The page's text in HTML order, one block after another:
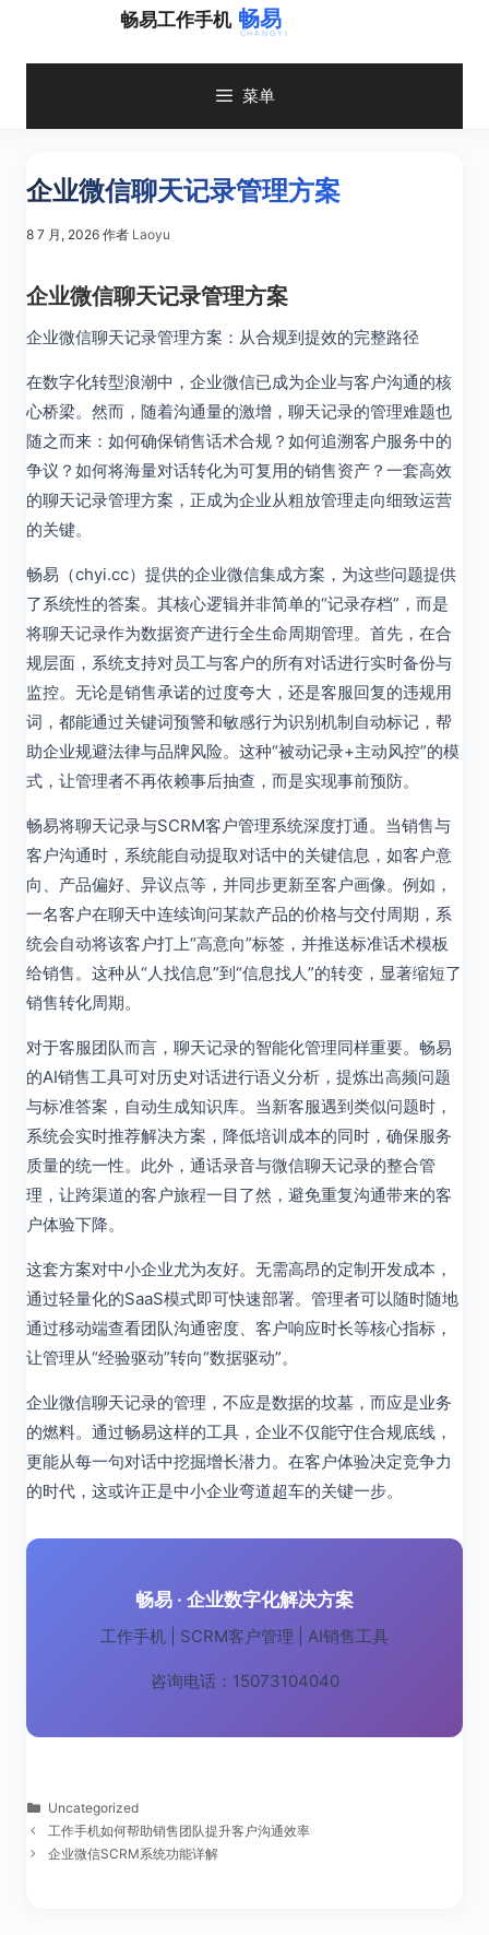
畅易工作手机
菜单
企业微信聊天记录管理方案
8 7 月, 2026 作者 Laoyu
企业微信聊天记录管理方案
企业微信聊天记录管理方案：从合规到提效的完整路径
在数字化转型浪潮中，企业微信已成为企业与客户沟通的核
心桥梁。然而，随着沟通量的激增，聊天记录的管理难题也
随之而来：如何确保销售话术合规？如何追溯客户服务中的
争议？如何将海量对话转化为可复用的销售资产？一套高效
的聊天记录管理方案，正成为企业从粗放管理走向细致运营
的关键。
畅易（chyi.cc）提供的企业微信集成方案，为这些问题提供
了系统性的答案。其核心逻辑并非简单的“记录存档”，而是
将聊天记录作为数据资产进行全生命周期管理。首先，在合
规层面，系统支持对员工与客户的所有对话进行实时备份与
监控。无论是销售承诺的过度夸大，还是客服回复的违规用
词，都能通过关键词预警和敏感行为识别机制自动标记，帮
助企业规避法律与品牌风险。这种“被动记录+主动风控”的模
式，让管理者不再依赖事后抽查，而是实现事前预防。
畅易将聊天记录与SCRM客户管理系统深度打通。当销售与
客户沟通时，系统能自动提取对话中的关键信息，如客户意
向、产品偏好、异议点等，并同步更新至客户画像。例如，
一名客户在聊天中连续询问某款产品的价格与交付周期，系
统会自动将该客户打上“高意向”标签，并推送标准话术模板
给销售。这种从“人找信息”到“信息找人”的转变，显著缩短了
销售转化周期。
对于客服团队而言，聊天记录的智能化管理同样重要。畅易
的AI销售工具可对历史对话进行语义分析，提炼出高频问题
与标准答案，自动生成知识库。当新客服遇到类似问题时，
系统会实时推荐解决方案，降低培训成本的同时，确保服务
质量的统一性。此外，通话录音与微信聊天记录的整合管
理，让跨渠道的客户旅程一目了然，避免重复沟通带来的客
户体验下降。
这套方案对中小企业尤为友好。无需高昂的定制开发成本，
通过轻量化的SaaS模式即可快速部署。管理者可以随时随地
通过移动端查看团队沟通密度、客户响应时长等核心指标，
让管理从“经验驱动”转向“数据驱动”。
企业微信聊天记录的管理，不应是数据的坟墓，而应是业务
的燃料。通过畅易这样的工具，企业不仅能守住合规底线，
更能从每一句对话中挖掘增长潜力。在客户体验决定竞争力
的时代，这或许正是中小企业弯道超车的关键一步。
畅易 · 企业数字化解决方案
工作手机 | SCRM客户管理 | AI销售工具
咨询电话：15073104040
分
类
Uncategorized
工作手机如何帮助销售团队提升客户沟通效率
企业微信SCRM系统功能详解